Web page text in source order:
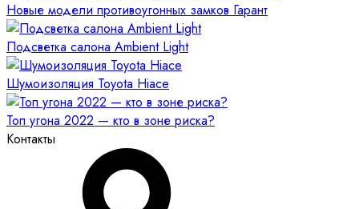
Новые модели противоугонных замков Гарант
Подсветка салона Ambient Light
Шумоизоляция Toyota Hiace
Топ угона 2022 — кто в зоне риска?
Контакты